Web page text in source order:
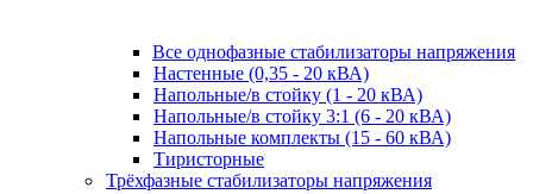
Все однофазные стабилизаторы напряжения
Настенные (0,35 - 20 кВА)
Напольные/в стойку (1 - 20 кВА)
Напольные/в стойку 3:1 (6 - 20 кВА)
Напольные комплекты (15 - 60 кВА)
Тиристорные
Трёхфазные стабилизаторы напряжения